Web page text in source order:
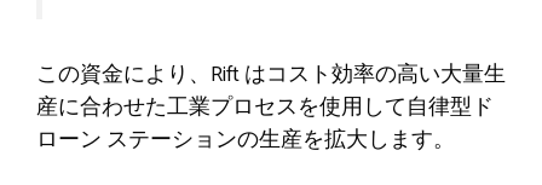
この資金により、Rift はコスト効率の高い大量生
産に合わせた工業プロセスを使用して自律型ド
ローン ステーションの生産を拡大します。